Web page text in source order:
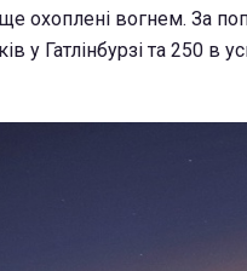
охоплені вогнем. За
у Гатлінбурзі та 250 в